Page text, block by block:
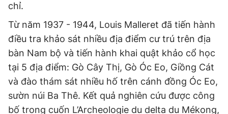
chỉ.
Từ năm 1937 - 1944, Louis Malleret đã tiến hành
điều tra khảo sát nhiều địa điểm cư trú trên địa
bàn Nam bộ và tiến hành khai quật khảo cổ học
tại 5 địa điểm: Gò Cây Thị, Gò Óc Eo, Giồng Cát
và đào thám sát nhiều hố trên cánh đồng Óc Eo,
sườn núi Ba Thê. Kết quả nghiên cứu được công
bố trong cuốn L’Archeologie du delta du Mékong,